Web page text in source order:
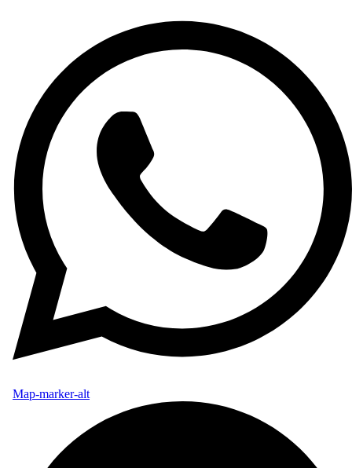
Map-marker-alt